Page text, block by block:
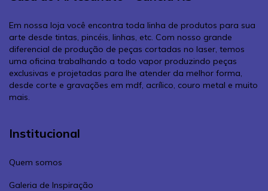
Em nossa loja você encontra toda linha de produtos para sua
arte desde tintas, pincéis, linhas, etc. Com nosso grande
diferencial de produção de peças cortadas no laser, temos
uma oficina trabalhando a todo vapor produzindo peças
exclusivas e projetadas para lhe atender da melhor forma,
desde corte e gravações em mdf, acrílico, couro metal e muito
mais.
Institucional
Quem somos
Galeria de Inspiração